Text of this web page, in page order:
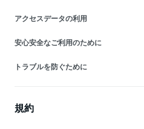
アクセスデータの利用
安心安全なご利用のために
トラブルを防ぐために
規約